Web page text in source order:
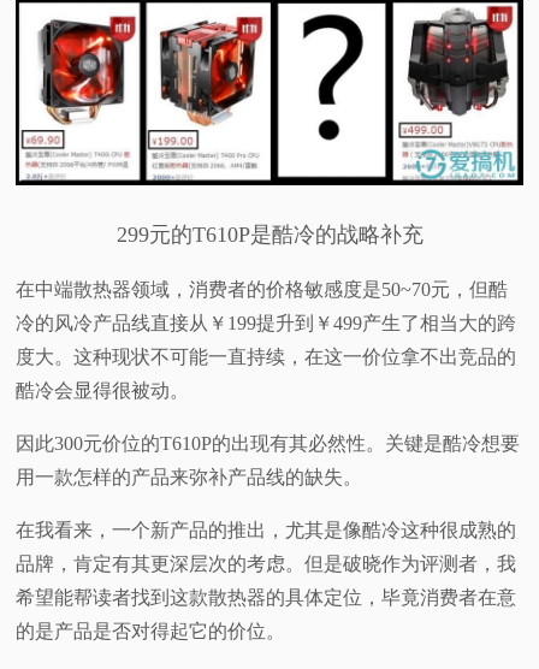
299元的T610P是酷冷的战略补充
在中端散热器领域，消费者的价格敏感度是50~70元，但酷
冷的风冷产品线直接从￥199提升到￥499产生了相当大的跨
度大。这种现状不可能一直持续，在这一价位拿不出竞品的
酷冷会显得很被动。
因此300元价位的T610P的出现有其必然性。关键是酷冷想要
用一款怎样的产品来弥补产品线的缺失。
在我看来，一个新产品的推出，尤其是像酷冷这种很成熟的
品牌，肯定有其更深层次的考虑。但是破晓作为评测者，我
希望能帮读者找到这款散热器的具体定位，毕竟消费者在意
的是产品是否对得起它的价位。